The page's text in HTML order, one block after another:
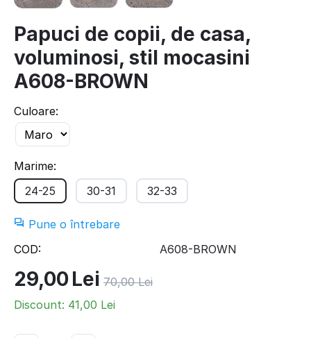
Papuci de copii, de casa,
voluminosi, stil mocasini
A608-BROWN
Culoare:
Marime:
24-25
30-31 32-33
Pune o întrebare
COD:
A608-BROWN
29,00Lei 70,00 Lei
Discount: 41,00 Lei